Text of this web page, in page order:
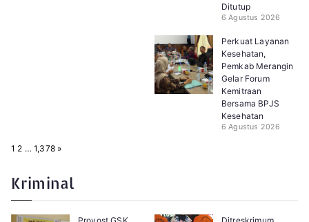
Ditutup
6 Agustus 2026
Perkuat Layanan
Kesehatan,
Pemkab Merangin
Gelar Forum
Kemitraan
Bersama BPJS
Kesehatan
6 Agustus 2026
P
:
1 2 … 1,378 N
»
Kriminal